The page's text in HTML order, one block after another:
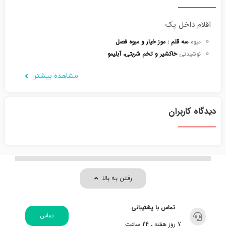
اقلام داخل پک
میوه سه قلم : موز خیار و میوه فصل
نوشیدنی خاکشیر و تخم شربتی، آبلیمو
مشاهده بیشتر
دیدگاه کاربران
رفتن به بالا
تماس با پشتیبانی
7 روز هفته ، 24 ساعت
تماس